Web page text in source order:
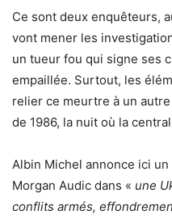
Ce sont deux enquêteurs,
vont mener les
un tueur fou qui signe ses
empaillée. Surtout, les
relier ce meurtre à un
de 1986, la nuit où la
Albin Michel annonce ici
Morgan Audic dans « une
conflits armés,